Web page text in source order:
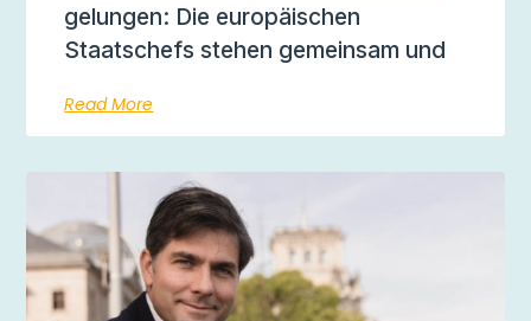
gelungen: Die europäischen
Staatschefs stehen gemeinsam und
Read More